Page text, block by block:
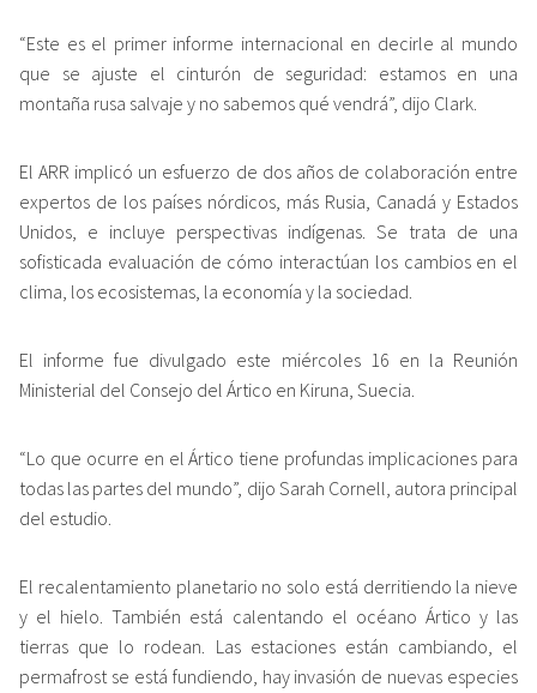
“Este es el primer informe internacional en decirle al mundo
que se ajuste el cinturón de seguridad: estamos en una
montaña rusa salvaje y no sabemos qué vendrá”, dijo Clark.
El ARR implicó un esfuerzo de dos años de colaboración entre
expertos de los países nórdicos, más Rusia, Canadá y Estados
Unidos, e incluye perspectivas indígenas. Se trata de una
sofisticada evaluación de cómo interactúan los cambios en el
clima, los ecosistemas, la economía y la sociedad.
El informe fue divulgado este miércoles 16 en la Reunión
Ministerial del Consejo del Ártico en Kiruna, Suecia.
“Lo que ocurre en el Ártico tiene profundas implicaciones para
todas las partes del mundo”, dijo Sarah Cornell, autora principal
del estudio.
El recalentamiento planetario no solo está derritiendo la nieve
y el hielo. También está calentando el océano Ártico y las
tierras que lo rodean. Las estaciones están cambiando, el
permafrost se está fundiendo, hay invasión de nuevas especies